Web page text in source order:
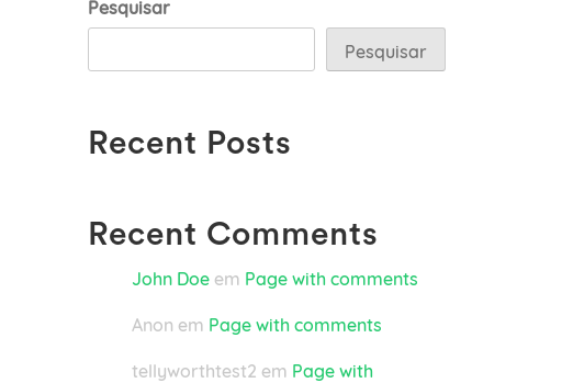
Pesquisar
Pesquisar
Recent Posts
Recent Comments
John Doe em Page with comments
Anon em Page with comments
tellyworthtest2 em Page with